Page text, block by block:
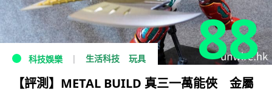
88
科技娛樂 生活科技 玩具
【評測】METAL BUILD 真三一萬能俠 金屬